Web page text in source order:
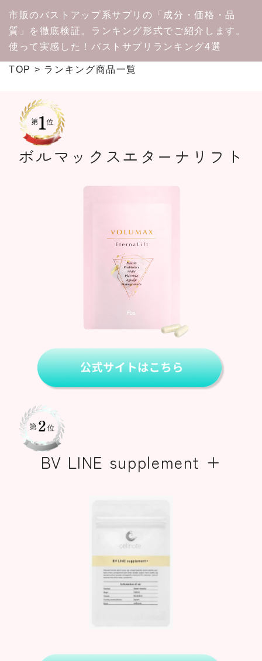
市販のバストアップ系サプリの「成分・価格・品
質」を徹底検証。ランキング形式でご紹介します。
使って実感した！バストサプリランキング4選
TOP ランキング商品一覧
ボルマックスエターナリフト
BV LINE supplement +